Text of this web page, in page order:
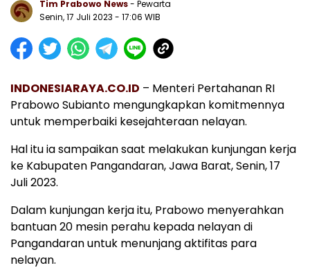
Tim Prabowo News- Pewarta
Senin, 17 Juli 2023 - 17:06 WIB
INDONESIARAYA.CO.ID – Menteri Pertahanan RI
Prabowo Subianto mengungkapkan komitmennya
untuk memperbaiki kesejahteraan nelayan.
Hal itu ia sampaikan saat melakukan kunjungan kerja
ke Kabupaten Pangandaran, Jawa Barat, Senin, 17
Juli 2023.
Dalam kunjungan kerja itu, Prabowo menyerahkan
bantuan 20 mesin perahu kepada nelayan di
Pangandaran untuk menunjang aktifitas para
nelayan.